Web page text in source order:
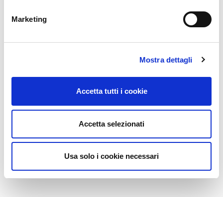
Marketing
Mostra dettagli
Accetta tutti i cookie
Accetta selezionati
Usa solo i cookie necessari